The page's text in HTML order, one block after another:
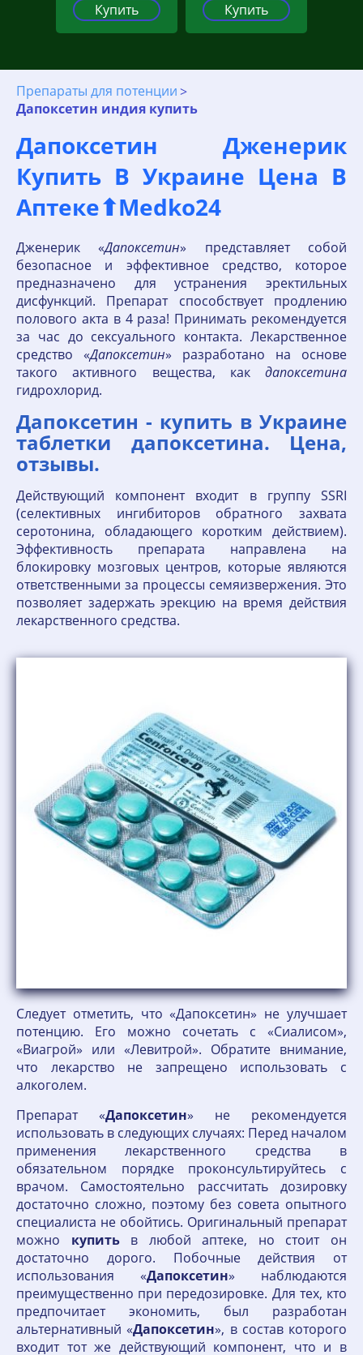
Купить Купить
Препараты для потенции
Дапоксетин индия купить
Дапоксетин Дженерик
Купить В Украине Цена В
Аптеке⬆Medko24
Дженерик «Дапоксетин» представляет собой
безопасное и эффективное средство, которое
предназначено для устранения эректильных
дисфункций. Препарат способствует продлению
полового акта в 4 раза! Принимать рекомендуется
за час до сексуального контакта. Лекарственное
средство «Дапоксетин» разработано на основе
такого активного вещества, как дапоксетина
гидрохлорид.
Дапоксетин - купить в Украине
таблетки дапоксетина. Цена,
отзывы.
Действующий компонент входит в группу SSRI
(селективных ингибиторов обратного захвата
серотонина, обладающего коротким действием).
Эффективность препарата направлена на
блокировку мозговых центров, которые являются
ответственными за процессы семяизвержения. Это
позволяет задержать эрекцию на время действия
лекарственного средства.
Следует отметить, что «Дапоксетин» не улучшает
потенцию. Его можно сочетать с «Сиалисом»,
«Виагрой» или «Левитрой». Обратите внимание,
что лекарство не запрещено использовать с
алкоголем.
Препарат «Дапоксетин» не рекомендуется
использовать в следующих случаях: Перед началом
применения лекарственного средства в
обязательном порядке проконсультируйтесь с
врачом. Самостоятельно рассчитать дозировку
достаточно сложно, поэтому без совета опытного
специалиста не обойтись. Оригинальный препарат
можно купитьв любой аптеке, но стоит он
достаточно дорого. Побочные действия от
использования «Дапоксетин» наблюдаются
преимущественно при передозировке. Для тех, кто
предпочитает экономить, был разработан
альтернативный «Дапоксетин», в состав которого
входит тот же действующий компонент, что и в